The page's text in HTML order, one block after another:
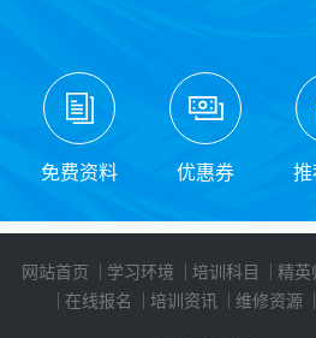
免费资料 优惠券
网站首页 学习环境 培训科目 精英
在线报名
培训资讯 维修资源